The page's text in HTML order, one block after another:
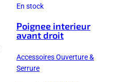
En stock
Poignee interieur
avant droit
Accessoires Ouverture &
Serrure